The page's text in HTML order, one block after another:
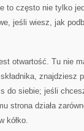
to często nie tylko
jeśli wiesz, jak
otwartość. Tu nie
znajdziesz
do siebie; jeśli
strona działa
kółko.